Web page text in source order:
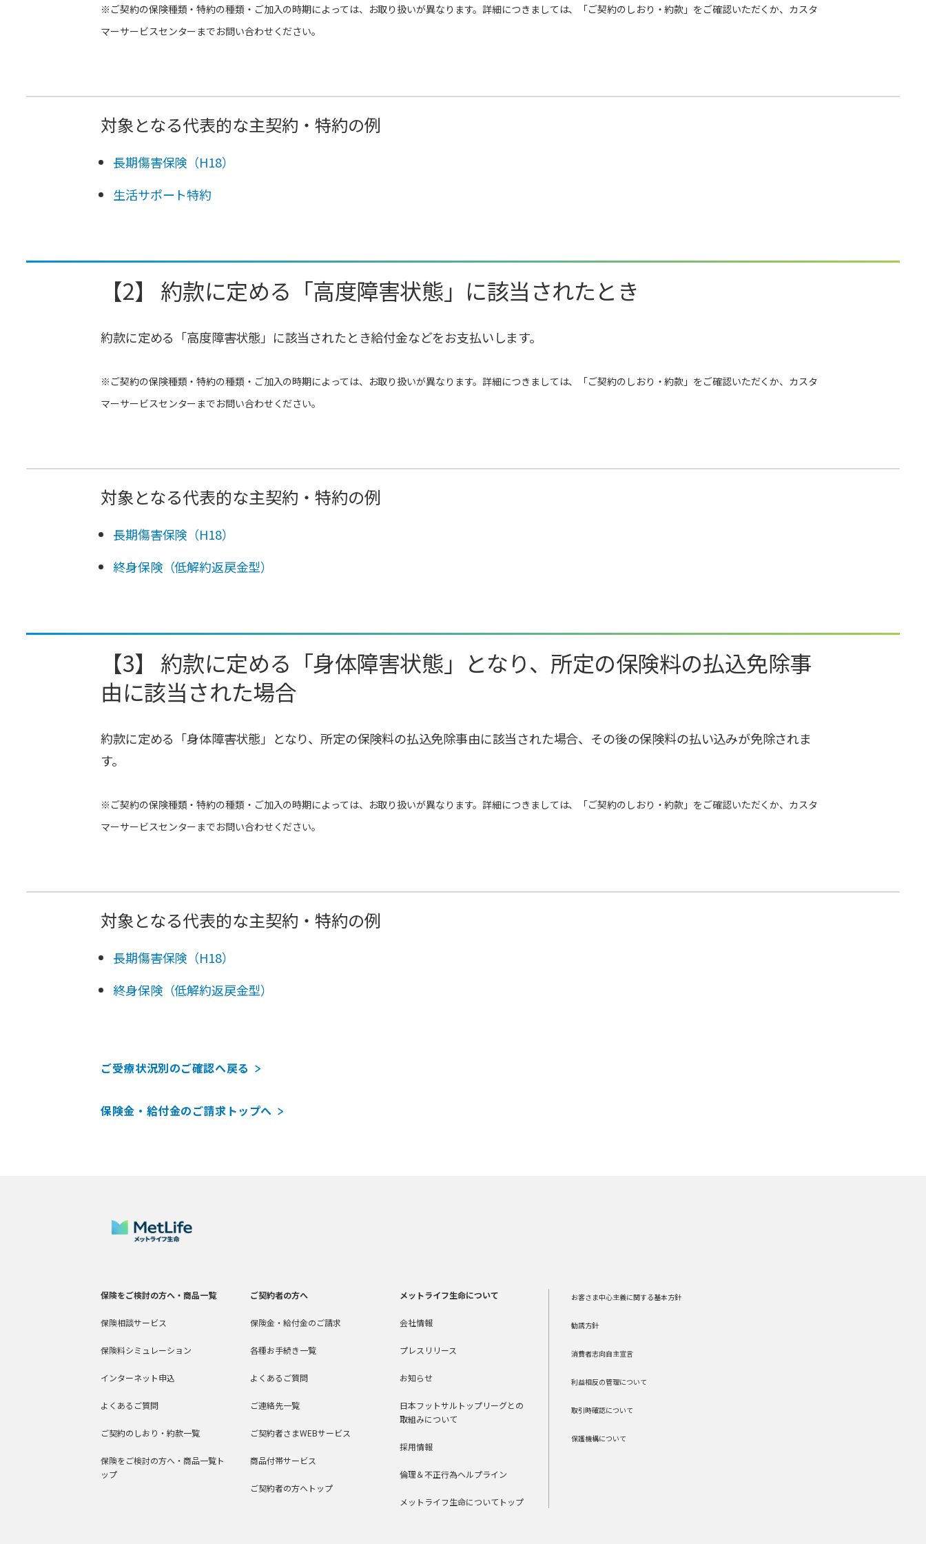
※ご契約の保険種類・特約の種類・ご加入の時期によっては、お取り扱いが異なります。詳細につきましては、「ご契約のしおり・約款」をご確認いただくか、カスタ
マーサービスセンターまでお問い合わせください。
対象となる代表的な主契約・特約の例
長期傷害保険（H18）
生活サポート特約
【2】 約款に定める「高度障害状態」に該当されたとき
約款に定める「高度障害状態」に該当されたとき給付金などをお支払いします。
※ご契約の保険種類・特約の種類・ご加入の時期によっては、お取り扱いが異なります。詳細につきましては、「ご契約のしおり・約款」をご確認いただくか、カスタ
マーサービスセンターまでお問い合わせください。
対象となる代表的な主契約・特約の例
長期傷害保険（H18）
終身保険（低解約返戻金型）
【3】 約款に定める「身体障害状態」となり、所定の保険料の払込免除事
由に該当された場合
約款に定める「身体障害状態」となり、所定の保険料の払込免除事由に該当された場合、その後の保険料の払い込みが免除されま
す。
※ご契約の保険種類・特約の種類・ご加入の時期によっては、お取り扱いが異なります。詳細につきましては、「ご契約のしおり・約款」をご確認いただくか、カスタ
マーサービスセンターまでお問い合わせください。
対象となる代表的な主契約・特約の例
長期傷害保険（H18）
終身保険（低解約返戻金型）
ご受療状況別のご確認へ戻る
保険金・給付金のご請求トップへ
保険をご検討の方へ・商品一覧
保険相談サービス
保険料シミュレーション
インターネット申込
よくあるご質問
ご契約のしおり・約款一覧
保険をご検討の方へ・商品一覧ト
ップ
ご契約者の方へ
保険金・給付金のご請求
各種お手続き一覧
よくあるご質問
ご連絡先一覧
ご契約者さまWEBサービス
商品付帯サービス
ご契約者の方へトップ
メットライフ生命について
会社情報
プレスリリース
お知らせ
日本フットサルトップリーグとの
取組みについて
採用情報
倫理＆不正行為ヘルプライン
メットライフ生命についてトップ
お客さま中心主義に関する基本方針
勧誘方針
消費者志向自主宣言
利益相反の管理について
取引時確認について
保護機構について